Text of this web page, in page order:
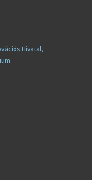
Hivatal,